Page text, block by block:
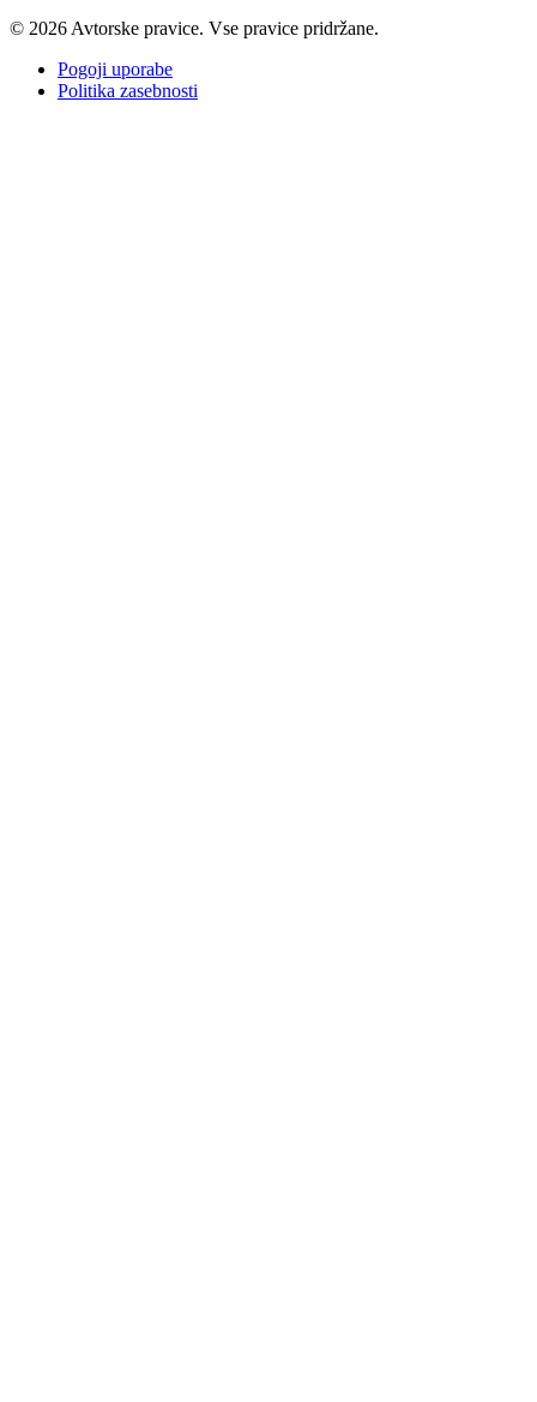
© 2026 Avtorske pravice. Vse pravice pridržane.
Pogoji uporabe
Politika zasebnosti